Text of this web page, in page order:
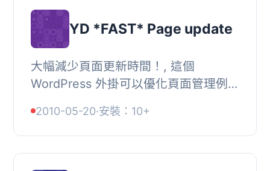
YD *FAST* Page update
大幅減少頁面更新時間！, 這個
WordPress 外掛可以優化頁面管理例
網誌的重寫規則的過程，加速頁面儲存
時間。, 當使用 Wor...
2010-05-20·安裝：10+